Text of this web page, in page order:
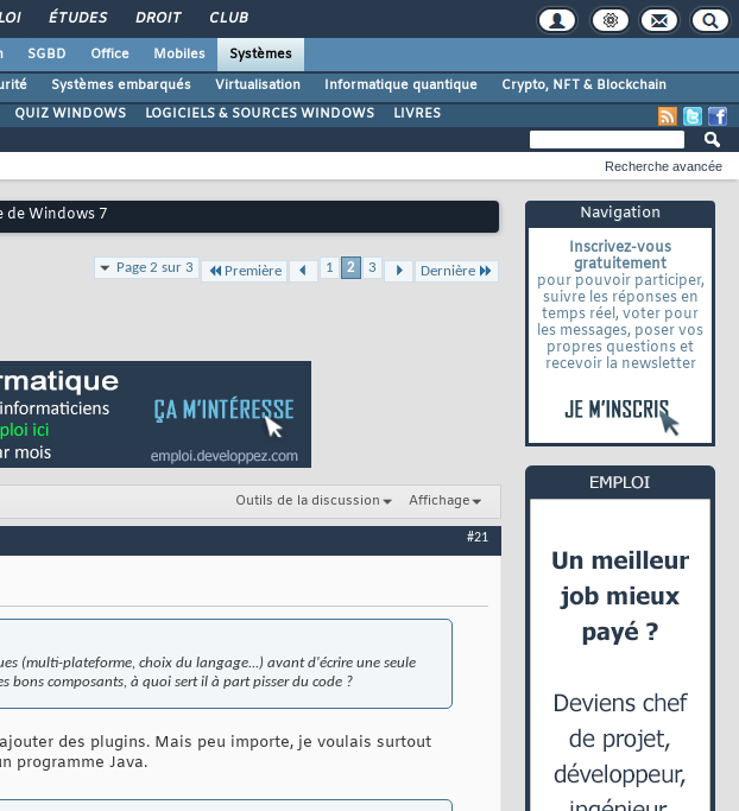
ÉTUDES DROIT CLUB
SGBD Office Mobiles
Systèmes
Systèmes embarqués Virtualisation Informatique quantique
Crypto, NFT & Blockchain
QUIZ WINDOWS LOGICIELS & SOURCES WINDOWS LIVRES
Navigation
Inscrivez-vous
gratuitement
pour pouvoir participer,
suivre les réponses en
temps réel, voter pour
les messages, poser vos
propres questions et
recevoir la newsletter
Recherche avancée
de Windows 7
Page 2 sur 3 Première 1 2 3 Dernière
Outils de la discussion Affichage
#21
(multi-plateforme, choix du langage...) avant d'écrire une seule
bons composants, à quoi sert il à part pisser du code ?
des plugins. Mais peu importe, je voulais surtout
programme Java.